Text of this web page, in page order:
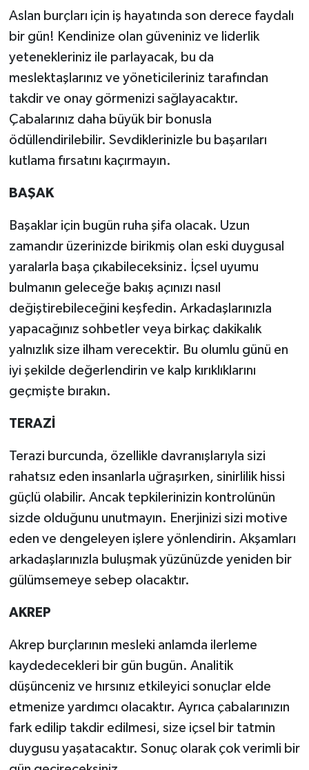
Aslan burçları için iş hayatında son derece faydalı
bir gün! Kendinize olan güveniniz ve liderlik
yetenekleriniz ile parlayacak, bu da
meslektaşlarınız ve yöneticileriniz tarafından
takdir ve onay görmenizi sağlayacaktır.
Çabalarınız daha büyük bir bonusla
ödüllendirilebilir. Sevdiklerinizle bu başarıları
kutlama fırsatını kaçırmayın.
BAŞAK
Başaklar için bugün ruha şifa olacak. Uzun
zamandır üzerinizde birikmiş olan eski duygusal
yaralarla başa çıkabileceksiniz. İçsel uyumu
bulmanın geleceğe bakış açınızı nasıl
değiştirebileceğini keşfedin. Arkadaşlarınızla
yapacağınız sohbetler veya birkaç dakikalık
yalnızlık size ilham verecektir. Bu olumlu günü en
iyi şekilde değerlendirin ve kalp kırıklıklarını
geçmişte bırakın.
TERAZİ
Terazi burcunda, özellikle davranışlarıyla sizi
rahatsız eden insanlarla uğraşırken, sinirlilik hissi
güçlü olabilir. Ancak tepkilerinizin kontrolünün
sizde olduğunu unutmayın. Enerjinizi sizi motive
eden ve dengeleyen işlere yönlendirin. Akşamları
arkadaşlarınızla buluşmak yüzünüzde yeniden bir
gülümsemeye sebep olacaktır.
AKREP
Akrep burçlarının mesleki anlamda ilerleme
kaydedecekleri bir gün bugün. Analitik
düşünceniz ve hırsınız etkileyici sonuçlar elde
etmenize yardımcı olacaktır. Ayrıca çabalarınızın
fark edilip takdir edilmesi, size içsel bir tatmin
duygusu yaşatacaktır. Sonuç olarak çok verimli bir